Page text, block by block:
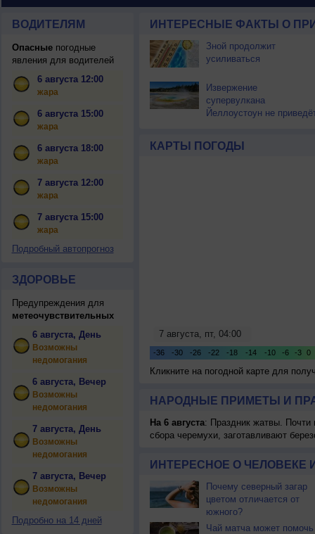
ВОДИТЕЛЯМ
Опасныепогодные
явления для водителей
6 августа 12:00
жара
6 августа 15:00
жара
6 августа 18:00
жара
7 августа 12:00
жара
7 августа 15:00
жара
Подробный автопрогноз
ЗДОРОВЬЕ
Предупреждения для
метеочувствительных
6 августа, День
Возможны
недомогания
6 августа, Вечер
Возможны
недомогания
7 августа, День
Возможны
недомогания
7 августа, Вечер
Возможны
недомогания
Подробно на 14 дней
ИНТЕРЕСНЫЕ ФАКТЫ О
Зной продолжит
усиливаться
Извержение
супервулкана
Йеллоустоун не
КАРТЫ ПОГОДЫ
Кликните на погодной карте для
НАРОДНЫЕ ПРИМЕТЫ И
На 6 августа: Праздник жатвы. Почти
сбора черемухи, заготавливают
ИНТЕРЕСНОЕ О ЧЕЛОВЕКЕ
Почему северный загар
цветом отличается от
южного?
Чай матча может помочь